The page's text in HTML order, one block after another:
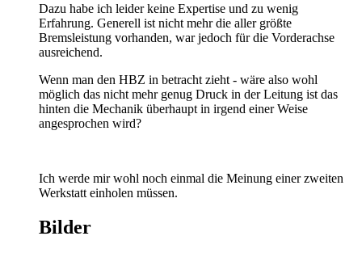
Dazu habe ich leider keine Expertise und zu wenig
Erfahrung. Generell ist nicht mehr die aller größte
Bremsleistung vorhanden, war jedoch für die Vorderachse
ausreichend.
Wenn man den HBZ in betracht zieht - wäre also wohl
möglich das nicht mehr genug Druck in der Leitung ist das
hinten die Mechanik überhaupt in irgend einer Weise
angesprochen wird?
Ich werde mir wohl noch einmal die Meinung einer zweiten
Werkstatt einholen müssen.
Bilder